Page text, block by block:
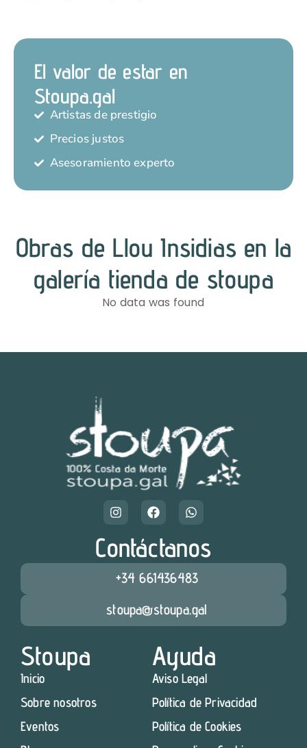
El valor de estar en
Stoupa.gal
Artistas de prestigio
Precios justos
Asesoramiento experto
Obras de Llou Insidias en la
galería tienda de stoupa
No data was found
Stoupa
Inicio
Sobre nosotros
Eventos
Ayuda
Aviso Legal
Política de Privacidad
Política de Cookies
Contáctanos
+34 661436483
stoupa@stoupa.gal